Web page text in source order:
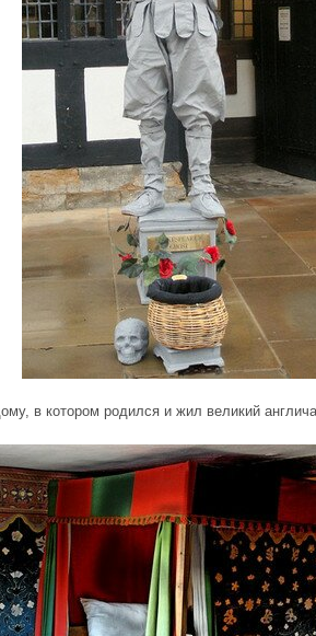
в котором родился и жил великий